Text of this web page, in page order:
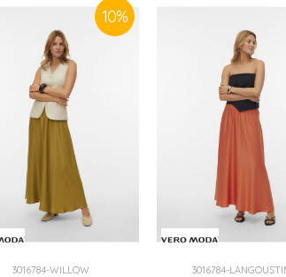
10%
3016784-WILLOW 3016784-